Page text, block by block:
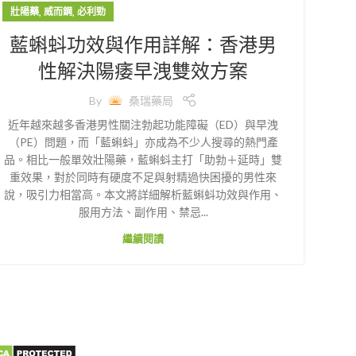
壯陽藥, 威而鋼, 必利勁
藍蝌蚪功效與作用詳解：香港男
性解決陽痿早洩雙效方案
By
桑瑞藥局
近年越來越多香港男性關注勃起功能障礙（ED）與早洩
（PE）問題，而「藍蝌蚪」亦成為不少人搜尋的熱門產
品。相比一般單效壯陽藥，藍蝌蚪主打「助勃＋延時」雙
重效果，對於同時有硬度不足與射精過快困擾的男性來
說，吸引力相當高。本文將詳細解析藍蝌蚪功效與作用、
服用方法、副作用、禁忌...
繼續閱讀